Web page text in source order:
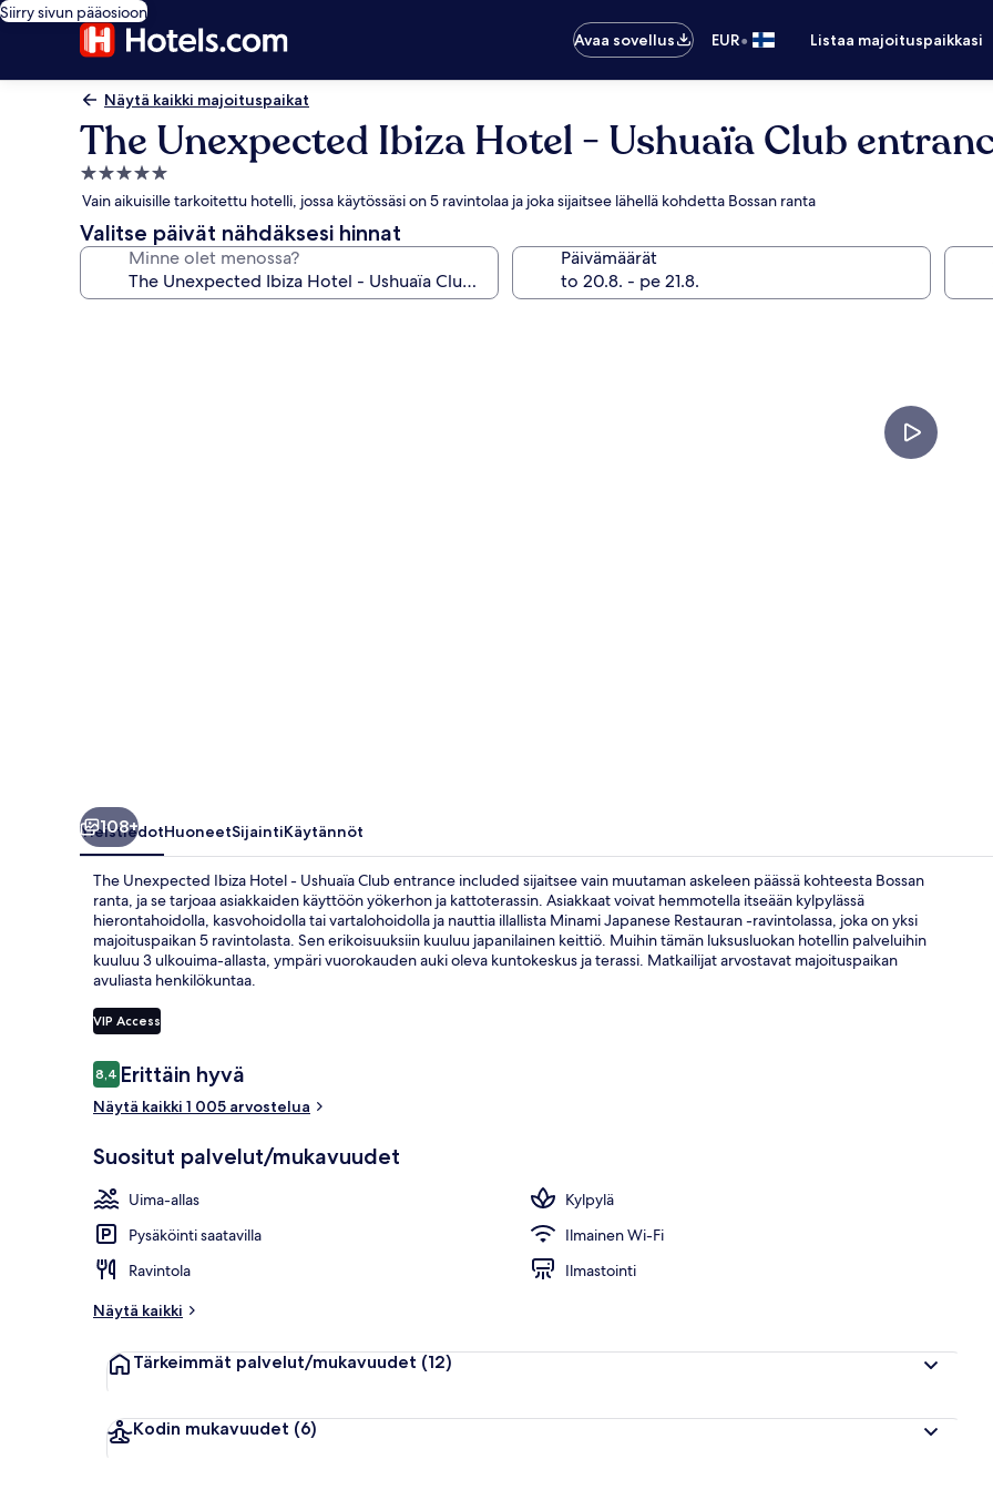
Siirry sivun pääosioon
Avaa sovellus
EUR• Listaa majoituspaikkasi
Näytä kaikki majoituspaikat
The Unexpected Ibiza Hotel - Ushuaïa Club
5.0
tähden
majoituspaikka
Vain aikuisille tarkoitettu hotelli, jossa käytössäsi on 5 ravintolaa ja joka sijaitsee lähellä kohdetta Bossan ranta
Valitse päivät nähdäksesi hinnat
Minne olet menossa? Päivämäärät
3 ulkouima-
108+
YleistiedotHuoneetSijaintiKäytännöt
The Unexpected Ibiza Hotel - Ushuaïa Club entrance included sijaitsee vain muutaman askeleen päässä kohteesta Bossan
ranta, ja se tarjoaa asiakkaiden käyttöön yökerhon ja kattoterassin. Asiakkaat voivat hemmotella itseään kylpylässä
hierontahoidolla, kasvohoidolla tai vartalohoidolla ja nauttia illallista Minami Japanese Restauran -ravintolassa, joka on yksi
majoituspaikan 5 ravintolasta. Sen erikoisuuksiin kuuluu japanilainen keittiö. Muihin tämän luksusluokan hotellin palveluihin
kuuluu 3 ulkouima-allasta, ympäri vuorokauden auki oleva kuntokeskus ja terassi. Matkailijat arvostavat majoituspaikan
avuliasta henkilökuntaa.
VIP Access
Arvostelut
8,48,4 kautta 10.
Erittäin hyvä
Näytä kaikki 1 005 arvostelua
Suositut palvelut/mukavuudet
Uima-allas
Kylpylä
Pysäköinti saatavilla
Ilmainen Wi-Fi
Ravintola
Ilmastointi
Näytä kaikki
Tärkeimmät palvelut/mukavuudet (12)
Kodin mukavuudet (6)